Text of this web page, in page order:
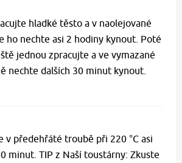
hladké těsto a v naolejované
ho nechte asi 2 hodiny kynout. Poté
jednou zpracujte a ve vymazané
nechte dalších 30 minut kynout.
v předehřáté troubě při 220 °C asi
minut. TIP z Naší toustárny: Zkuste